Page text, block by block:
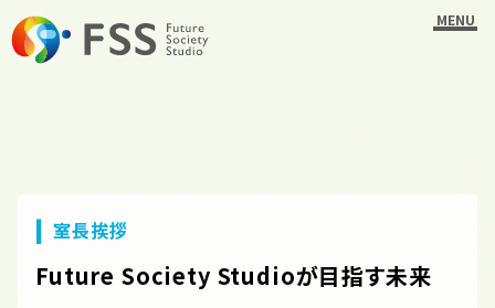
MENU
室長挨拶
Future Society Studioが目指す未来